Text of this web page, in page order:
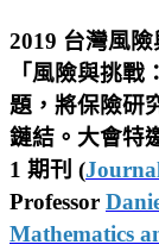
2019 台灣風
「風險與挑戰
題，將保險研
鏈結。大會特
1 期刊 (
Professor
Mathematics